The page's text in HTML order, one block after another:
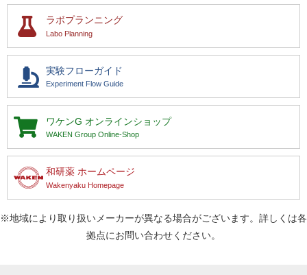
ラボプランニング
Labo Planning
実験フローガイド
Experiment Flow Guide
ワケンG オンラインショップ
WAKEN Group Online-Shop
和研薬 ホームページ
Wakenyaku Homepage
※地域により取り扱いメーカーが異なる場合がございます。詳しくは各
拠点にお問い合わせください。